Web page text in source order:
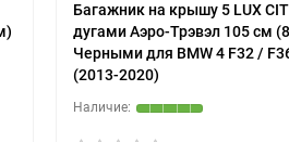
Багажник на крышу 5 LUX
дугами Аэро-Трэвэл 105 cм
Черными для BMW 4 F32 /
(2013-2020)